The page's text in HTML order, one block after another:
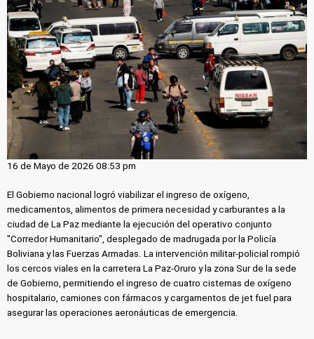
16 de Mayo de 2026 08:53 pm
El Gobierno nacional logró viabilizar el ingreso de oxígeno,
medicamentos, alimentos de primera necesidad y carburantes a la
ciudad de La Paz mediante la ejecución del operativo conjunto
"Corredor Humanitario", desplegado de madrugada por la Policía
Boliviana y las Fuerzas Armadas. La intervención militar-policial rompió
los cercos viales en la carretera La Paz-Oruro y la zona Sur de la sede
de Gobierno, permitiendo el ingreso de cuatro cisternas de oxígeno
hospitalario, camiones con fármacos y cargamentos de jet fuel para
asegurar las operaciones aeronáuticas de emergencia.